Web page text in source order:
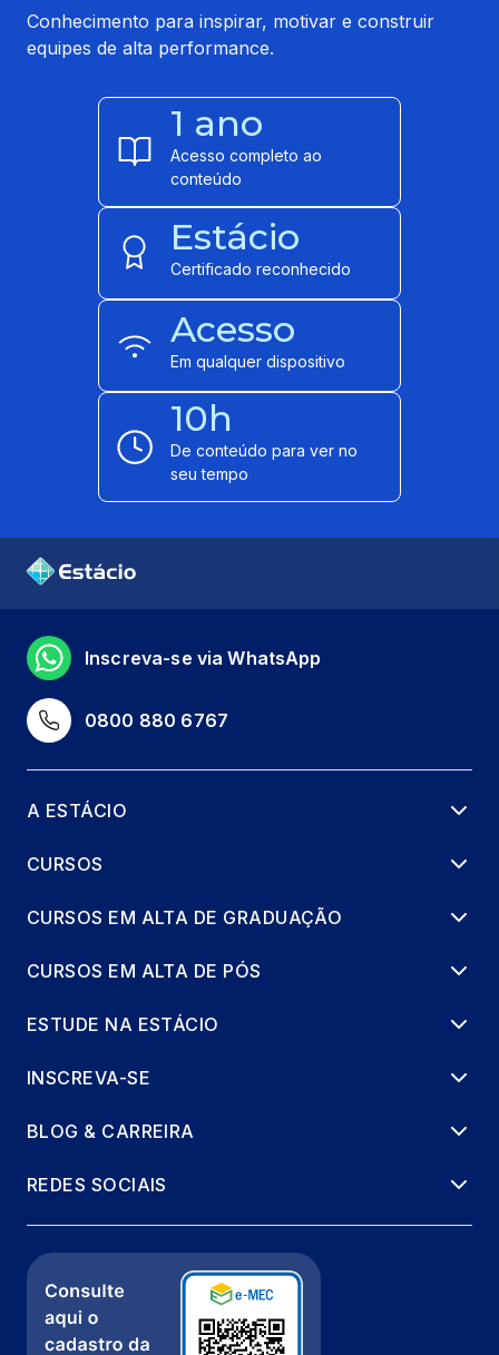
Conhecimento para inspirar, motivar e construir
equipes de alta performance.
1 ano
Acesso completo ao
conteúdo
Estácio
Certificado reconhecido
Acesso
Em qualquer dispositivo
10h
De conteúdo para ver no
seu tempo
0800 880 6767
Inscreva-se via WhatsApp
A ESTÁCIO
CURSOS
CURSOS EM ALTA DE GRADUAÇÃO
CURSOS EM ALTA DE PÓS
ESTUDE NA ESTÁCIO
INSCREVA-SE
BLOG & CARREIRA
REDES SOCIAIS